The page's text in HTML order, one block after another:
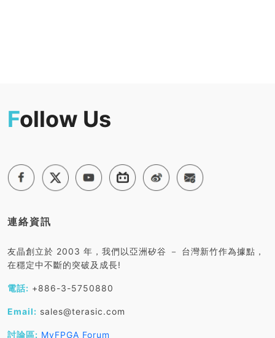
Follow Us
連絡資訊
友晶創立於 2003 年，我們以亞洲矽谷 － 台灣新竹作為據點，
在穩定中不斷的突破及成長!
電話: +886-3-5750880
Email: sales@terasic.com
討論區: MyFPGA Forum